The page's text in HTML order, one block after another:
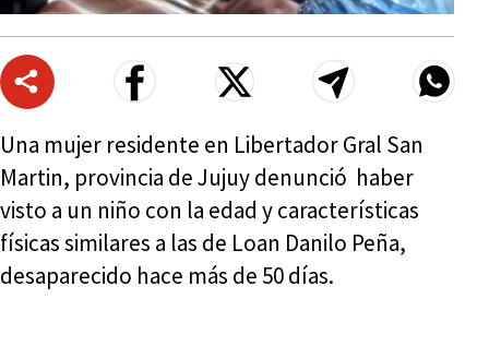
Una mujer residente en Libertador Gral San
Martin, provincia de Jujuy denunció haber
visto a un niño con la edad y características
físicas similares a las de Loan Danilo Peña,
desaparecido hace más de 50 días.